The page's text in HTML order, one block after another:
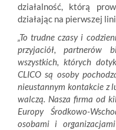
działalność, którą
działając na pierwszej
„To trudne czasy i
przyjaciół, partnerów
wszystkich, których
CLICO są osoby
nieustannym kontakcie z
walczą. Nasza firma od
Europy Środkowo-
osobami i